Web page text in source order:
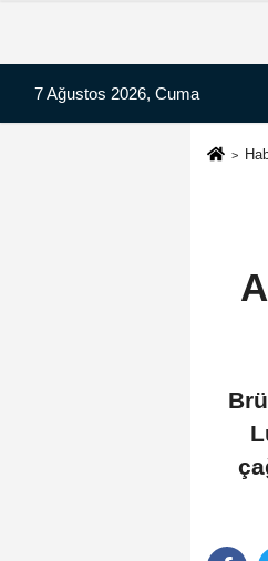
7 Ağustos 2026, Cuma